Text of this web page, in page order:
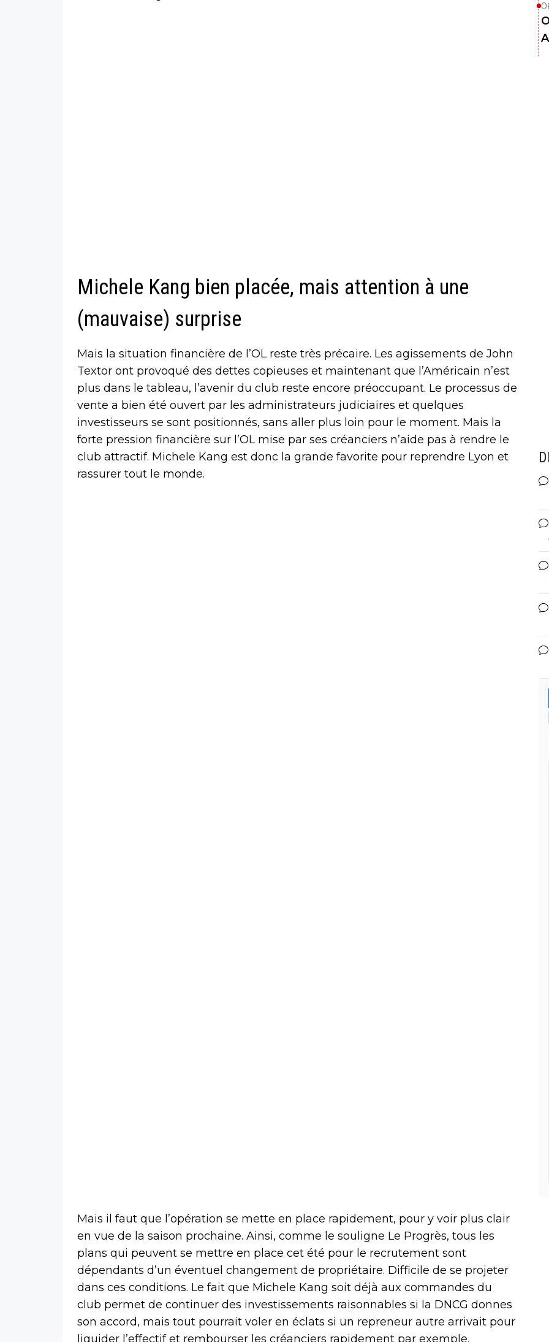
Michele Kang bien placée, mais attention à une
(mauvaise) surprise
Mais la situation financière de l’OL reste très précaire. Les agissements de John
Textor ont provoqué des dettes copieuses et maintenant que l’Américain n’est
plus dans le tableau, l’avenir du club reste encore préoccupant. Le processus de
vente a bien été ouvert par les administrateurs judiciaires et quelques
investisseurs se sont positionnés, sans aller plus loin pour le moment. Mais la
forte pression financière sur l’OL mise par ses créanciers n’aide pas à rendre le
club attractif. Michele Kang est donc la grande favorite pour reprendre Lyon et
rassurer tout le monde.
Mais il faut que l’opération se mette en place rapidement, pour y voir plus clair
en vue de la saison prochaine. Ainsi, comme le souligne Le Progrès, tous les
plans qui peuvent se mettre en place cet été pour le recrutement sont
dépendants d’un éventuel changement de propriétaire. Difficile de se projeter
dans ces conditions. Le fait que Michele Kang soit déjà aux commandes du
club permet de continuer des investissements raisonnables si la DNCG donnes
son accord, mais tout pourrait voler en éclats si un repreneur autre arrivait pour
liquider l’effectif et rembourser les créanciers rapidement par exemple.